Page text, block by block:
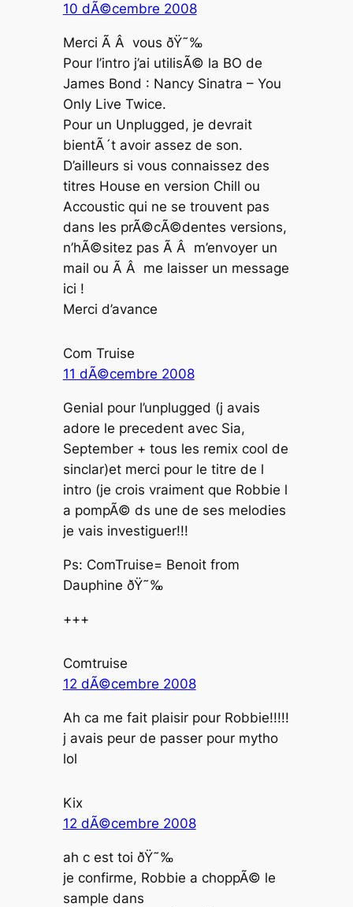
10 dÃ©cembre 2008
Merci Ã Â vous ðŸ˜‰
Pour l’intro j’ai utilisÃ© la BO de
James Bond : Nancy Sinatra – You
Only Live Twice.
Pour un Unplugged, je devrait
bientÃ´t avoir assez de son.
D’ailleurs si vous connaissez des
titres House en version Chill ou
Accoustic qui ne se trouvent pas
dans les prÃ©cÃ©dentes versions,
n’hÃ©sitez pas Ã Â m’envoyer un
mail ou Ã Â me laisser un message
ici !
Merci d’avance
Com Truise
11 dÃ©cembre 2008
Genial pour l’unplugged (j avais
adore le precedent avec Sia,
September + tous les remix cool de
sinclar)et merci pour le titre de l
intro (je crois vraiment que Robbie l
a pompÃ© ds une de ses melodies
je vais investiguer!!!
Ps: ComTruise= Benoit from
Dauphine ðŸ˜‰
+++
Comtruise
12 dÃ©cembre 2008
Ah ca me fait plaisir pour Robbie!!!!!
j avais peur de passer pour mytho
lol
Kix
12 dÃ©cembre 2008
ah c est toi ðŸ˜‰
je confirme, Robbie a choppÃ© le
sample dans